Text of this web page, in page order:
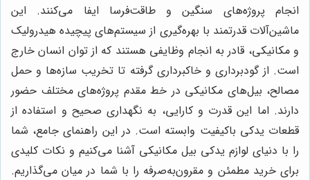
انجام پروژه‌های سنگین و طاقت‌فرسا ایفا می‌کنند. این
ماشین‌آلات قدرتمند با بهره‌گیری از سیستم‌های پیچیده هیدرولیک
و مکانیکی، قادر به انجام وظایفی هستند که از توان انسان خارج
است. از گودبرداری و خاکبرداری گرفته تا تخریب سازه‌ها و حمل
مصالح، بیل‌های مکانیکی در خط مقدم پروژه‌های مختلف حضور
دارند. اما این قدرت و کارایی، به نگهداری صحیح و استفاده از
قطعات یدکی باکیفیت وابسته است. در این راهنمای جامع، شما
را با دنیای لوازم یدکی بیل مکانیکی آشنا می‌کنیم و نکات کلیدی
برای خرید مطمئن و مقرون‌به‌صرفه را با شما در میان می‌گذاریم.